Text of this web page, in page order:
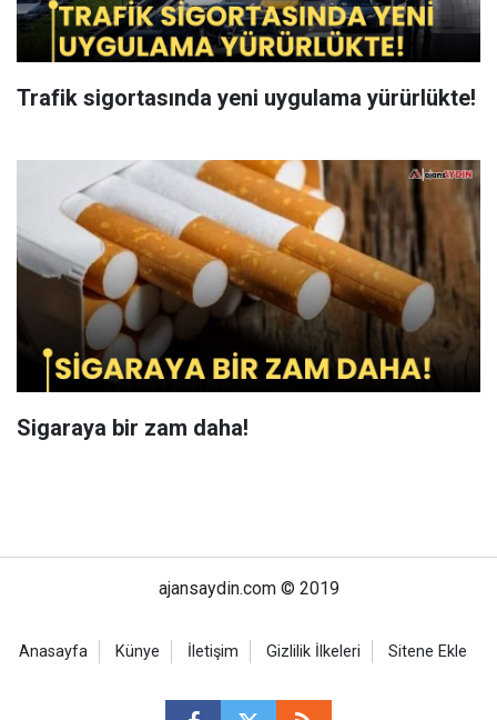
Trafik sigortasında yeni uygulama yürürlükte!
Sigaraya bir zam daha!
ajansaydin.com © 2019
Anasayfa Künye İletişim Gizlilik İlkeleri Sitene Ekle